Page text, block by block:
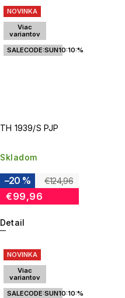
NOVINKA
Viac
variantov
SALECODE:SUN10:10:%
TH 1939/S PJP
Skladom
€124,96
–20 %
€99,96
Detail
NOVINKA
Viac
variantov
SALECODE:SUN10:10:%